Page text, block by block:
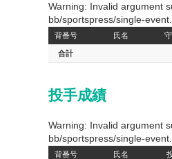
Warning: Invalid argument
bb/sportspress/single-
背番号 氏名
合計
投手成績
Warning: Invalid argument
bb/sportspress/single-
背番号 氏名